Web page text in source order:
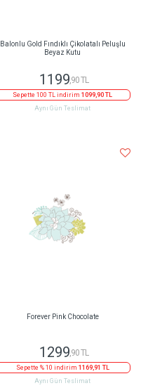
Balonlu Gold Fındıklı Çikolatalı Peluşlu
Beyaz Kutu
1199,90 TL
Sepette 100 TL indirim 1099,90 TL
Aynı Gün Teslimat
Forever Pink Chocolate
1299,90 TL
Sepette % 10 indirim 1169,91 TL
Aynı Gün Teslimat